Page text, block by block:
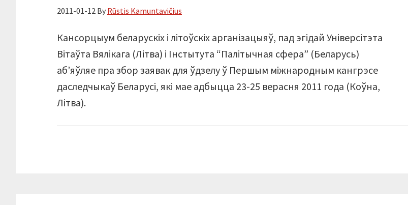
2011-01-12 By Rūstis Kamuntavičius
Кансорцыум беларускіх і літоўскіх арганізацыяў, пад эгідай Універсітэта
Вітаўта Вялікага (Літва) і Інстытута “Палітычная сфера” (Беларусь)
аб’яўляе пра збор заявак для ўдзелу ў Першым міжнародным кангрэсе
даследчыкаў Беларусі, які мае адбыцца 23-25 верасня 2011 года (Коўна,
Літва).